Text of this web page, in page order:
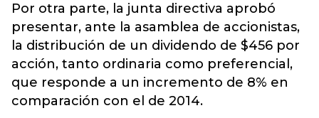
Por otra parte, la junta directiva aprobó
presentar, ante la asamblea de accionistas,
la distribución de un dividendo de $456 por
acción, tanto ordinaria como preferencial,
que responde a un incremento de 8% en
comparación con el de 2014.